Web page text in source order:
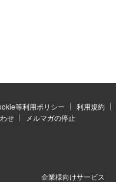
等利用ポリシー 利用規約
せ
メルマガの停止
企業様向けサービス